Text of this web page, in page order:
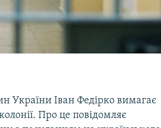
України Іван Федірко вимагає
Про це повідомляє